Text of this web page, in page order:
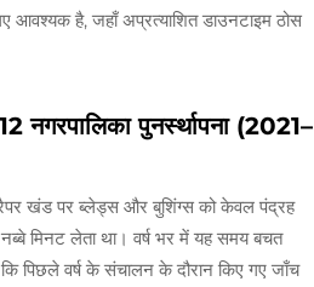
आवश्यक है, जहाँ अप्रत्याशित डाउनटाइम ठोस
नगरपालिका पुनर्स्थापना (2021–
खंड पर ब्लेड्स और बुशिंग्स को केवल पंद्रह
मिनट लेता था। वर्ष भर में यह समय बचत
पिछले वर्ष के संचालन के दौरान किए गए जाँच